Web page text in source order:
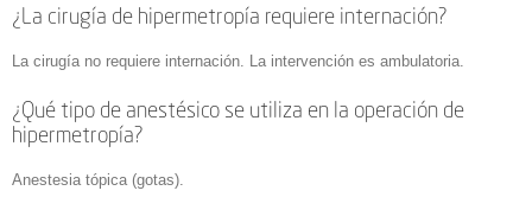
¿La cirugía de hipermetropía requiere internación?
La cirugía no requiere internación. La intervención es ambulatoria.
¿Qué tipo de anestésico se utiliza en la operación de
hipermetropía?
Anestesia tópica (gotas).